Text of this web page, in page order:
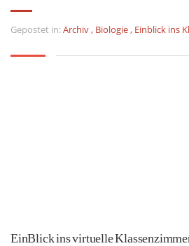
Gepostet in:Archiv, Biologie, Einblick ins
EinBlick ins virtuelle